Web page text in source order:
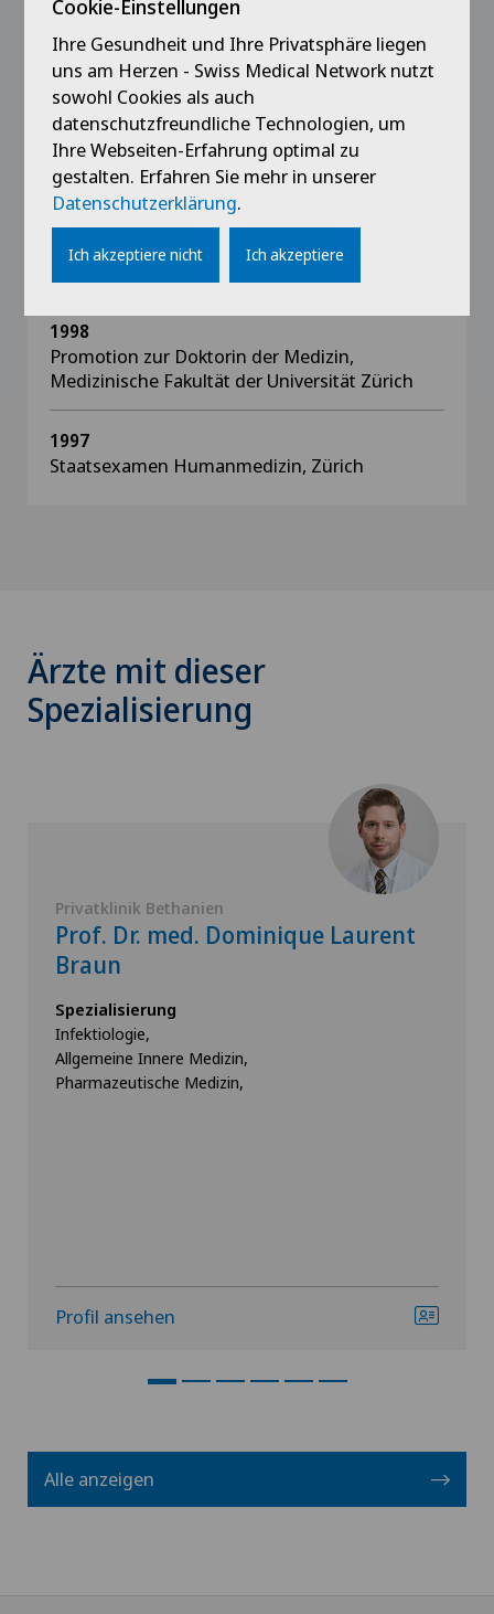
Privatklinik Bethanien
Hausbesuche unter bestimmten Umständen
möglich
Ausbildung
2006
Facharzttitel Allgemeine Innere Medizin
1998
Promotion zur Doktorin der Medizin,
Medizinische Fakultät der Universität Zürich
1997
Staatsexamen Humanmedizin, Zürich
Ärzte mit dieser
Spezialisierung
Privatklinik Bethanien
Prof. Dr. med. Dominique Laurent
Braun
Spezialisierung
Infektiologie,
Allgemeine Innere Medizin,
Pharmazeutische Medizin,
Profil ansehen
Alle anzeigen
Cookie-Einstellungen
Ihre Gesundheit und Ihre Privatsphäre liegen
uns am Herzen - Swiss Medical Network nutzt
sowohl Cookies als auch
datenschutzfreundliche Technologien, um
Ihre Webseiten-Erfahrung optimal zu
gestalten. Erfahren Sie mehr in unserer
Datenschutzerklärung.
Ich akzeptiere nicht Ich akzeptiere